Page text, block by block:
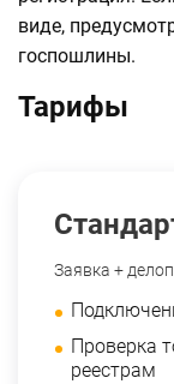
виде,
госпошлины.
Тарифы
Заявка +
Проверка
реестрам